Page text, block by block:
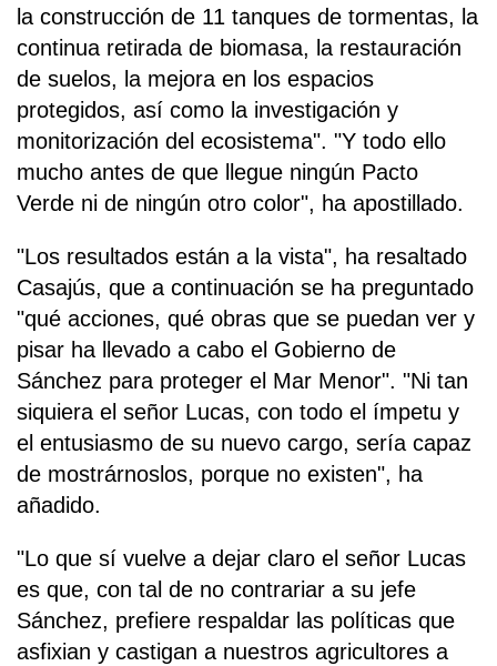
la construcción de 11 tanques de tormentas, la
continua retirada de biomasa, la restauración
de suelos, la mejora en los espacios
protegidos, así como la investigación y
monitorización del ecosistema". "Y todo ello
mucho antes de que llegue ningún Pacto
Verde ni de ningún otro color", ha apostillado.
"Los resultados están a la vista", ha resaltado
Casajús, que a continuación se ha preguntado
"qué acciones, qué obras que se puedan ver y
pisar ha llevado a cabo el Gobierno de
Sánchez para proteger el Mar Menor". "Ni tan
siquiera el señor Lucas, con todo el ímpetu y
el entusiasmo de su nuevo cargo, sería capaz
de mostrárnoslos, porque no existen", ha
añadido.
"Lo que sí vuelve a dejar claro el señor Lucas
es que, con tal de no contrariar a su jefe
Sánchez, prefiere respaldar las políticas que
asfixian y castigan a nuestros agricultores a